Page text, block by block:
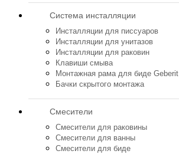
Система инсталляции
Инсталляции для писсуаров
Инсталляции для унитазов
Инсталляции для раковин
Клавиши смыва
Монтажная рама для биде Geberit
Бачки скрытого монтажа
Смесители
Смесители для раковины
Смесители для ванны
Смесители для биде